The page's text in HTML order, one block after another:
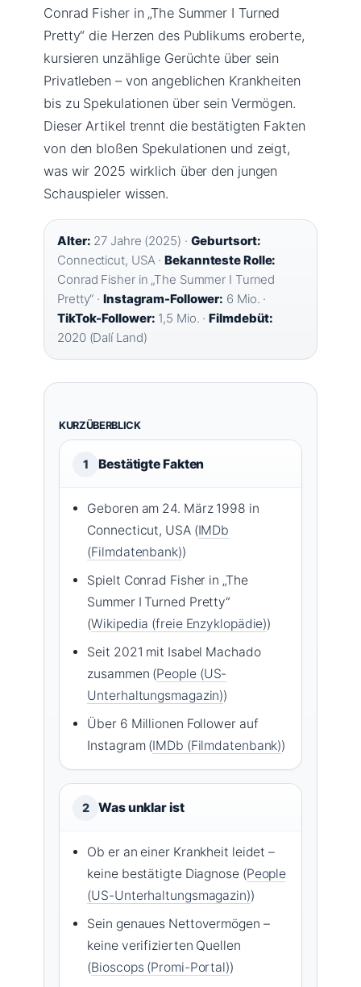
Conrad Fisher in „The Summer I Turned
Pretty“ die Herzen des Publikums eroberte,
kursieren unzählige Gerüchte über sein
Privatleben – von angeblichen Krankheiten
bis zu Spekulationen über sein Vermögen.
Dieser Artikel trennt die bestätigten Fakten
von den bloßen Spekulationen und zeigt,
was wir 2025 wirklich über den jungen
Schauspieler wissen.
Alter: 27 Jahre (2025) · Geburtsort:
Connecticut, USA ·Bekannteste Rolle:
Conrad Fisher in „The Summer I Turned
Pretty“ ·Instagram-Follower: 6 Mio. ·
TikTok-Follower: 1,5 Mio. ·Filmdebüt:
2020 (Dalí Land)
KURZÜBERBLICK
1 Bestätigte Fakten
Geboren am 24. März 1998 in
Connecticut, USA (IMDb
(Filmdatenbank))
Spielt Conrad Fisher in „The
Summer I Turned Pretty“
(Wikipedia (freie Enzyklopädie))
Seit 2021 mit Isabel Machado
zusammen (People (US-
Unterhaltungsmagazin))
Über 6 Millionen Follower auf
Instagram (IMDb (Filmdatenbank))
2 Was unklar ist
Ob er an einer Krankheit leidet –
keine bestätigte Diagnose (People
(US-Unterhaltungsmagazin))
Sein genaues Nettovermögen –
keine verifizierten Quellen
(Bioscops (Promi-Portal))